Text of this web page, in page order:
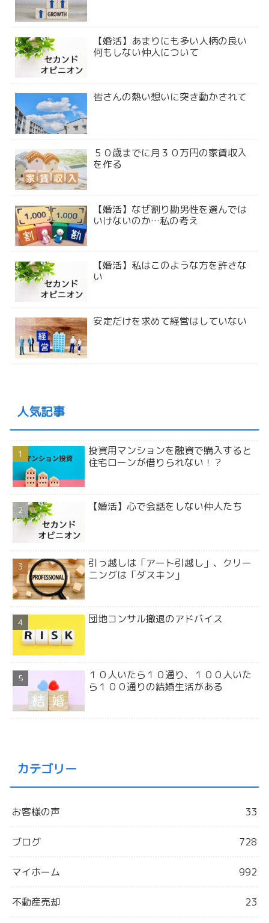
【婚活】あまりにも多い人柄の良い
何もしない仲人について
皆さんの熱い想いに突き動かされて
５０歳までに月３０万円の家賃収入
を作る
【婚活】なぜ割り勘男性を選んでは
いけないのか…私の考え
【婚活】私はこのような方を許さな
い
安定だけを求めて経営はしていない
人気記事
投資用マンションを融資で購入すると
住宅ローンが借りられない！？
【婚活】心で会話をしない仲人たち
引っ越しは「アート引越し」、クリー
ニングは「ダスキン」
団地コンサル撤退のアドバイス
１０人いたら１０通り、１００人いた
ら１００通りの結婚生活がある
カテゴリー
お客様の声 33
ブログ 728
マイホーム 992
不動産売却 23